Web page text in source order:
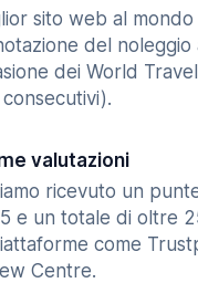
sito web al
del noleggio
dei World
valutazioni
ricevuto un
e un totale di oltre
come
Centre.